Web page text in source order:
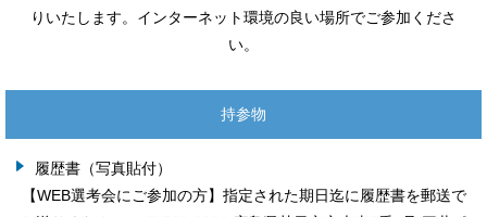
りいたします。インターネット環境の良い場所でご参加くださ
い。
持参物
履歴書（写真貼付）
【WEB選考会にご参加の方】指定された期日迄に履歴書を郵送で